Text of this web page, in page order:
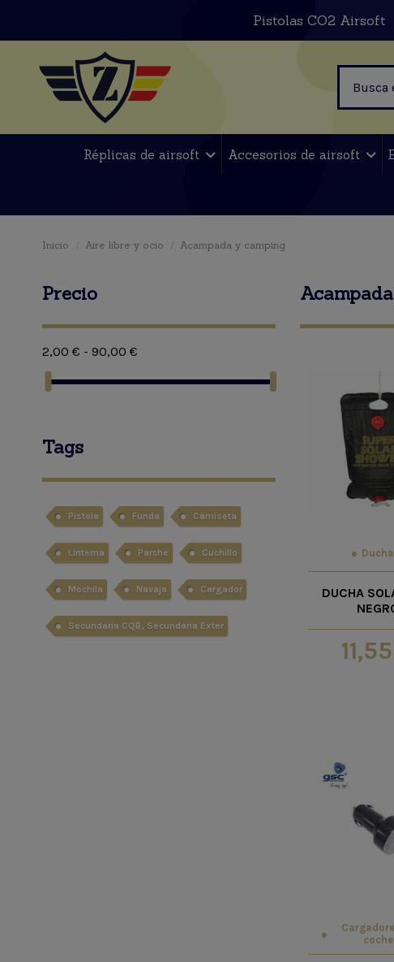
Pistolas CO2 Airsoft
Réplicas de airsoft Accesorios de airsoft
Inicio Aire libre y ocio Acampada y camping
Ducha
DUCHA
coche
Precio
2,00 € - 90,00 €
Tags
Pistola Funda Camiseta
Linterna Parche Cuchillo
Mochila Navaja Cargador
Secundaria CQB, Secundaria Exter